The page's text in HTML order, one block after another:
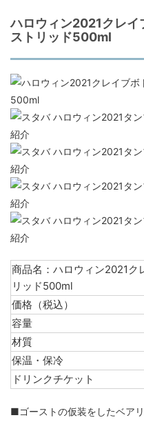
ハロウィン2021クレイ
ストリッド500ml
商品名：ハロウィン2021ク
リッド500ml
価格（税込）
容量
材質
保温・保冷
ドリンクチケット
■ゴーストの仮装をしたベア